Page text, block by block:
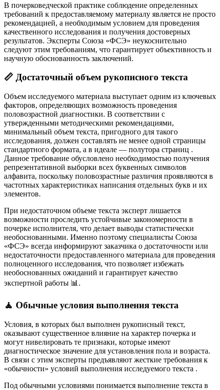
В почерковедческой практике соблюдение определенных
требований к предоставляемому материалу является не просто
рекомендацией, а необходимым условием для проведения
качественного исследования и получения достоверных
результатов. Эксперты Союза «ФСЭ» неукоснительно
следуют этим требованиям, что гарантирует объективность и
научную обоснованность заключений.
📏 Достаточный объем рукописного текста
Объем исследуемого материала выступает одним из ключевых
факторов, определяющих возможность проведения
половозрастной диагностики. В соответствии с
утвержденными методическими рекомендациями,
минимальный объем текста, пригодного для такого
исследования, должен составлять не менее одной страницы
стандартного формата, а в идеале — полутора страниц .
Данное требование обусловлено необходимостью получения
репрезентативной выборки всех буквенных символов
алфавита, поскольку половозрастные различия проявляются в
частотных характеристиках написания отдельных букв и их
элементов.
При недостаточном объеме текста эксперт лишается
возможности проследить устойчивые закономерности в
почерке исполнителя, что делает выводы статистически
необоснованными. Именно поэтому специалисты Союза
«ФСЭ» всегда информируют заказчика о достаточности или
недостаточности предоставленного материала для проведения
полноценного исследования, что позволяет избежать
необоснованных ожиданий и гарантирует качество
экспертной работы 📊.
🧘 Обычные условия выполнения текста
Условия, в которых был выполнен рукописный текст,
оказывают существенное влияние на характер почерка и
могут нивелировать те признаки, которые имеют
диагностическое значение для установления пола и возраста.
В связи с этим эксперты предъявляют жесткие требования к
«обычности» условий выполнения исследуемого текста .
Под обычными условиями понимается выполнение текста в